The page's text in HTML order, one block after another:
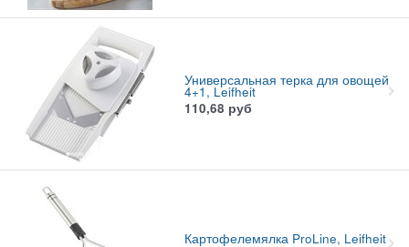
Универсальная терка для овощей
4+1, Leifheit
110,68 руб
Картофелемялка ProLine, Leifheit